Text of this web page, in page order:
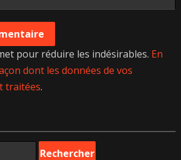
pour réduire les indésirables. En
dont les données de vos
traitées.